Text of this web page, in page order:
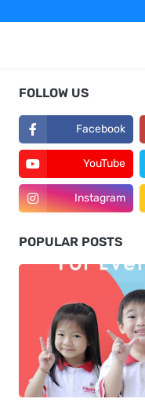
FOLLOW US
Facebook
YouTube
Instagram
POPULAR POSTS